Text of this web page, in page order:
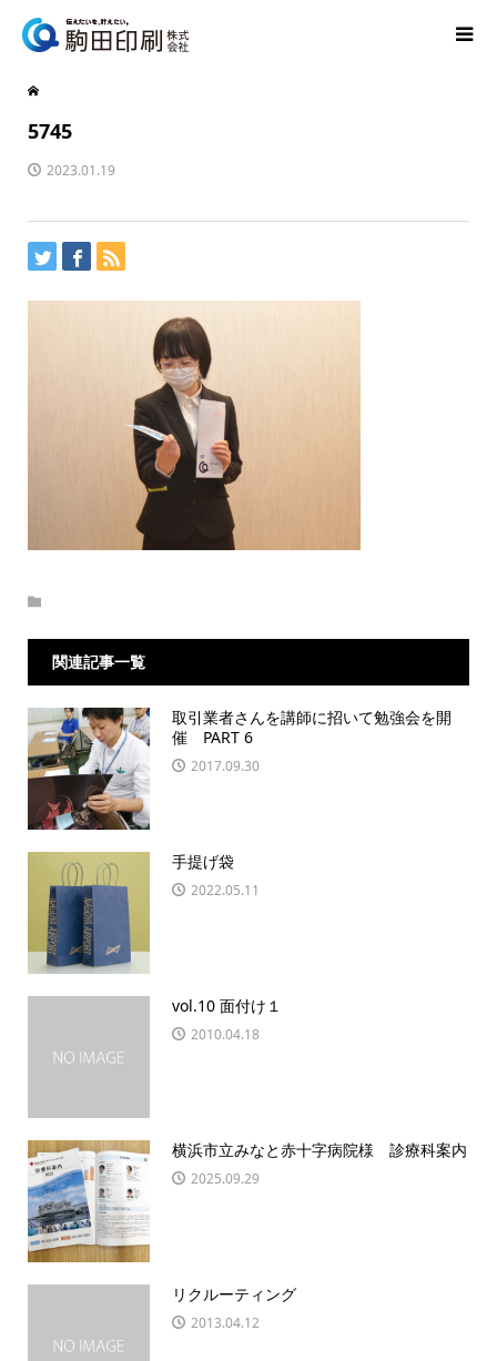
5745
2023.01.19
関連記事一覧
取引業者さんを講師に招いて勉強会を開
催 PART 6
2017.09.30
手提げ袋
2022.05.11
vol.10 面付け１
2010.04.18
横浜市立みなと赤十字病院様 診療科案内
2025.09.29
リクルーティング
2013.04.12